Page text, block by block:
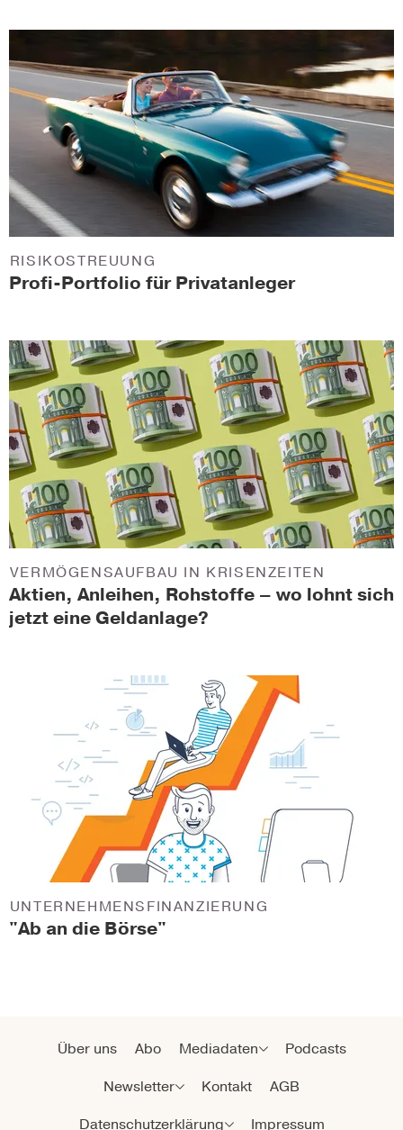
Profi-Portfolio für Privatanleger
RISIKOSTREUUNG
Aktien, Anleihen, Rohstoffe – wo lohnt sich
jetzt eine Geldanlage?
VERMÖGENSAUFBAU IN KRISENZEITEN
"Ab an die Börse"
UNTERNEHMENSFINANZIERUNG
Über uns Abo Mediadaten
Podcasts
Newsletter
Kontakt
AGB
Datenschutzerklärung
Impressum